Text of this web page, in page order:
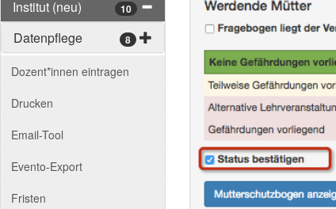
Institut (neu) 10
Datenpflege 8
Dozent*innen eintragen
Drucken
Email-Tool
Evento-Export
Fristen